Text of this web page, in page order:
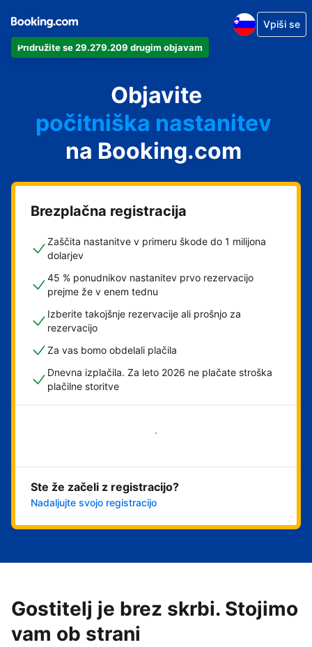
Pridružite se 29.279.209 drugim objavam
Vpiši se
Objavite
svoj apartma
svoj hotel
počitniška nastanitev
svoje gostišče
svoj B&B
na Booking.com
Brezplačna registracija
Zaščita nastanitve v primeru škode do 1 milijona
dolarjev
45 % ponudnikov nastanitev prvo rezervacijo
prejme že v enem tednu
Izberite takojšnje rezervacije ali prošnjo za
rezervacijo
Za vas bomo obdelali plačila
Dnevna izplačila. Za leto 2026 ne plačate stroška
plačilne storitve
Ste že začeli z registracijo?
Nadaljujte svojo registracijo
Gostitelj je brez skrbi. Stojimo
vam ob strani